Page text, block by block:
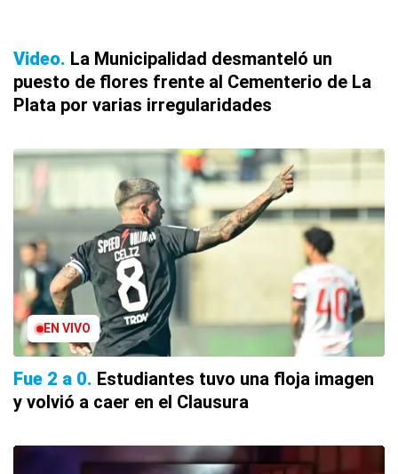
Video La Municipalidad desmanteló un
puesto de flores frente al Cementerio de La
Plata por varias irregularidades
EN VIVO
Fue 2 a 0 Estudiantes tuvo una floja imagen
y volvió a caer en el Clausura